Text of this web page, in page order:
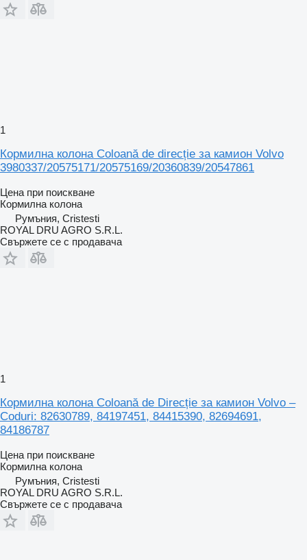
1
Кормилна колона Coloană de direcție за камион Volvo
3980337/20575171/20575169/20360839/20547861
Цена при поискване
Кормилна колона
Румъния, Cristesti
ROYAL DRU AGRO S.R.L.
Свържете се с продавача
1
Кормилна колона Coloană de Direcție за камион Volvo –
Coduri: 82630789, 84197451, 84415390, 82694691,
84186787
Цена при поискване
Кормилна колона
Румъния, Cristesti
ROYAL DRU AGRO S.R.L.
Свържете се с продавача